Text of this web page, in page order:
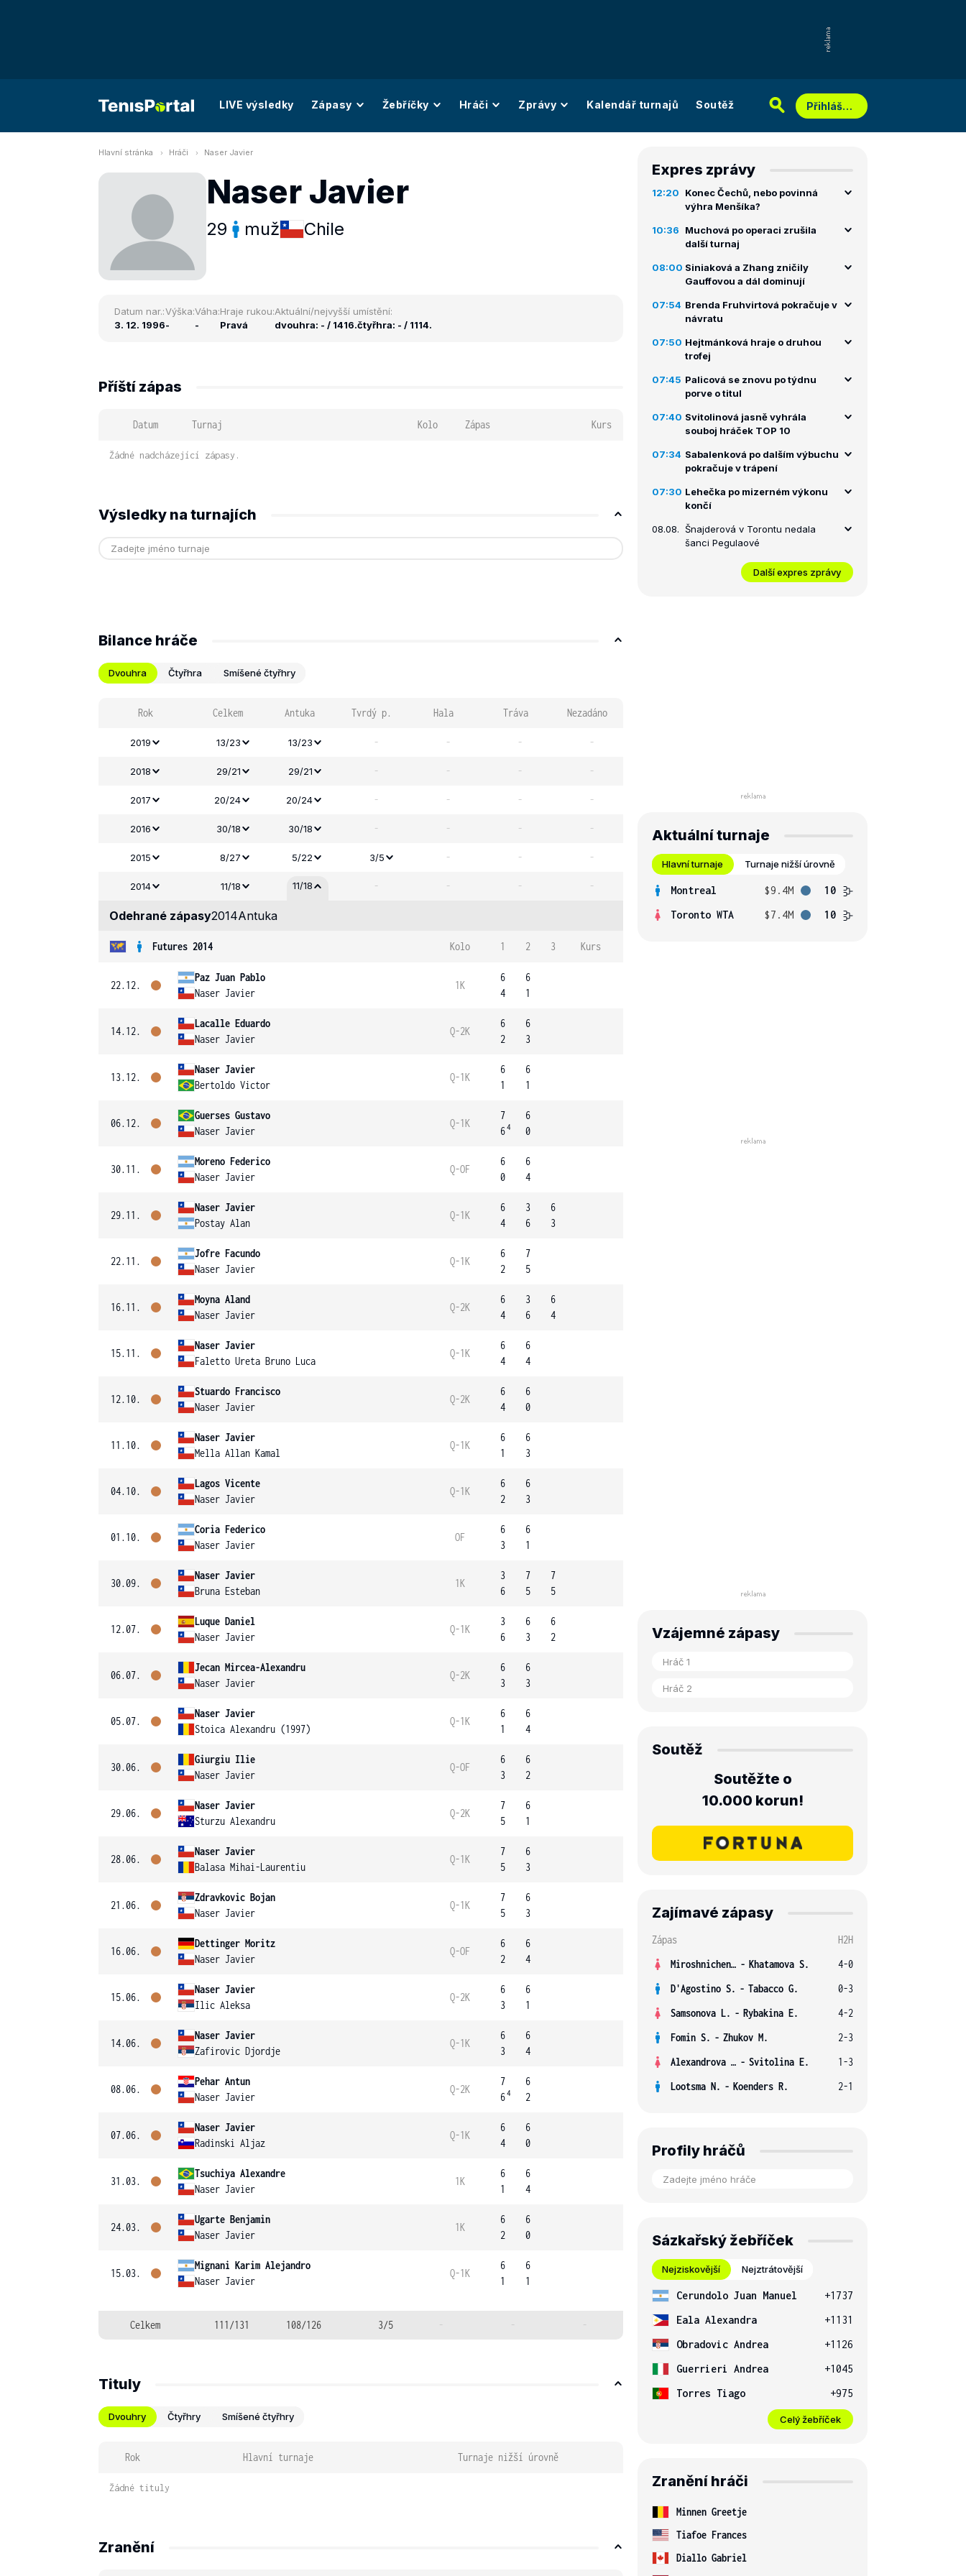
LIVE výsledky Zápasy Žebříčky Hráči Zprávy Kalendář turnajů Soutěž Přihlášení
Hlavní stránka Hráči Naser Javier
Naser Javier
29 muž Chile
Datum nar.:
3. 12. 1996
Výška:
-
Váha:
-
Hraje rukou:
Pravá
Aktuální/nejvyšší umístění:
dvouhra: - / 1416.čtyřhra: - / 1114.
Příští zápas
Datum Turnaj Kolo Zápas Kurs
Žádné nadcházející zápasy.
Výsledky na turnajích
Bilance hráče
Dvouhra Čtyřhra Smíšené čtyřhry
Rok Celkem Antuka Tvrdý p. Hala Tráva Nezadáno
2019 13/23 13/23 - - - -
2018 29/21 29/21 - - - -
2017 20/24 20/24 - - - -
2016 30/18 30/18 - - - -
2015 8/27 5/22 3/5 - - -
2014 11/18 11/18 - - - -
Odehrané zápasy2014Antuka
Futures 2014 Kolo 1 2 3 Kurs
22.12.
Paz Juan Pablo
Naser Javier
1K
6
4
6
1
14.12.
Lacalle Eduardo
Naser Javier
Q-2K
6
2
6
3
13.12.
Naser Javier
Bertoldo Victor
Q-1K
6
1
6
1
06.12.
Guerses Gustavo
Naser Javier
Q-1K
7
64
6
0
30.11.
Moreno Federico
Naser Javier
Q-OF
6
0
6
4
29.11.
Naser Javier
Postay Alan
Q-1K
6
4
3
6
6
3
22.11.
Jofre Facundo
Naser Javier
Q-1K
6
2
7
5
16.11.
Moyna Aland
Naser Javier
Q-2K
6
4
3
6
6
4
15.11.
Naser Javier
Faletto Ureta Bruno Luca
Q-1K
6
4
6
4
12.10.
Stuardo Francisco
Naser Javier
Q-2K
6
4
6
0
11.10.
Naser Javier
Mella Allan Kamal
Q-1K
6
1
6
3
04.10.
Lagos Vicente
Naser Javier
Q-1K
6
2
6
3
01.10.
Coria Federico
Naser Javier
OF
6
3
6
1
30.09.
Naser Javier
Bruna Esteban
1K
3
6
7
5
7
5
12.07.
Luque Daniel
Naser Javier
Q-1K
3
6
6
3
6
2
06.07.
Jecan Mircea-Alexandru
Naser Javier
Q-2K
6
3
6
3
05.07.
Naser Javier
Stoica Alexandru (1997)
Q-1K
6
1
6
4
30.06.
Giurgiu Ilie
Naser Javier
Q-OF
6
3
6
2
29.06.
Naser Javier
Sturzu Alexandru
Q-2K
7
5
6
1
28.06.
Naser Javier
Balasa Mihai-Laurentiu
Q-1K
7
5
6
3
21.06.
Zdravkovic Bojan
Naser Javier
Q-1K
7
5
6
3
16.06.
Dettinger Moritz
Naser Javier
Q-OF
6
2
6
4
15.06.
Naser Javier
Ilic Aleksa
Q-2K
6
3
6
1
14.06.
Naser Javier
Zafirovic Djordje
Q-1K
6
3
6
4
08.06.
Pehar Antun
Naser Javier
Q-2K
7
64
6
2
07.06.
Naser Javier
Radinski Aljaz
Q-1K
6
4
6
0
31.03.
Tsuchiya Alexandre
Naser Javier
1K
6
1
6
4
24.03.
Ugarte Benjamin
Naser Javier
1K
6
2
6
0
15.03.
Mignani Karim Alejandro
Naser Javier
Q-1K
6
1
6
1
Celkem 111/131 108/126 3/5 - - -
Tituly
Dvouhry Čtyřhry Smíšené čtyřhry
Rok Hlavní turnaje Turnaje nižší úrovně
Žádné tituly
Zranění
Expres zprávy
12:20
Konec Čechů, nebo povinná
výhra Menšíka?
10:36
Muchová po operaci zrušila
další turnaj
08:00 Siniaková a Zhang zničily
Gauffovou a dál dominují
07:54 Brenda Fruhvirtová pokračuje v
návratu
07:50 Hejtmánková hraje o druhou
trofej
07:45 Palicová se znovu po týdnu
porve o titul
07:40 Svitolinová jasně vyhrála
souboj hráček TOP 10
07:34 Sabalenková po dalším výbuchu
pokračuje v trápení
07:30 Lehečka po mizerném výkonu
končí
08.08. Šnajderová v Torontu nedala
šanci Pegulaové
Další expres zprávy
Aktuální turnaje
Hlavní turnaje Turnaje nižší úrovně
Montreal $9.4M
10
Toronto WTA
$7.4M 10
Vzájemné zápasy
Soutěž
Soutěžte o
10.000 korun!
Zajímavé zápasy
Zápas
H2H
Miroshnichenko V. - Khatamova S.
4-0
D'Agostino S. - Tabacco G.
0-3
Samsonova L. - Rybakina E.
4-2
Fomin S. - Zhukov M.
2-3
Alexandrova E. - Svitolina E.
1-3
Lootsma N. - Koenders R. 2-1
Profily hráčů
Sázkařský žebříček
Nejziskovější Nejztrátovější
Cerundolo Juan Manuel
+1737
Eala Alexandra
+1131
Obradovic Andrea
+1126
Guerrieri Andrea
+1045
Torres Tiago
+975
Celý žebříček
Zranění hráči
Minnen Greetje
Tiafoe Frances
Diallo Gabriel